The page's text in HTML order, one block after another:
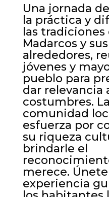
Una jornada
la práctica y
las tradiciones
Madarcos y sus
alrededores,
jóvenes y
pueblo para
dar relevancia
costumbres. La
comunidad
esfuerza por
su riqueza
brindarle el
merece.
experiencia